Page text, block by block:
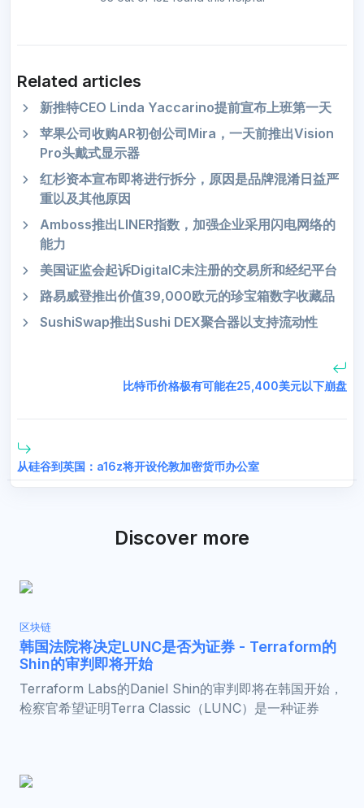
Related articles
新推特CEO Linda Yaccarino提前宣布上班第一天
苹果公司收购AR初创公司Mira，一天前推出Vision
Pro头戴式显示器
红杉资本宣布即将进行拆分，原因是品牌混淆日益严
重以及其他原因
Amboss推出LINER指数，加强企业采用闪电网络的
能力
美国证监会起诉DigitalC未注册的交易所和经纪平台
路易威登推出价值39,000欧元的珍宝箱数字收藏品
SushiSwap推出Sushi DEX聚合器以支持流动性
比特币价格极有可能在25,400美元以下崩盘
从硅谷到英国：a16z将开设伦敦加密货币办公室
Discover more
区块链
韩国法院将决定LUNC是否为证券 - Terraform的
Shin的审判即将开始
Terraform Labs的Daniel Shin的审判即将在韩国开始，
检察官希望证明Terra Classic（LUNC）是一种证券